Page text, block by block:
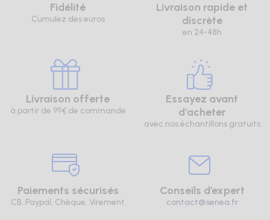
Fidélité
Cumulez des euros
Livraison rapide et
discrète
en 24-48h
Livraison offerte
à partir de 99€ de commande
Essayez avant
d'acheter
avec nos échantillons gratuits
Paiements sécurisés
CB, Paypal, Chèque, Virement
Conseils d’expert
contact@senea.fr